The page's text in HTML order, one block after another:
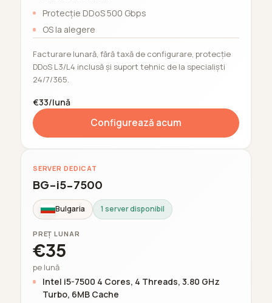
Protecție DDoS 500 Gbps
OS la alegere
Facturare lunară, fără taxă de configurare, protecție
DDoS L3/L4 inclusă și suport tehnic de la specialiști
24/7/365.
€33/lună
Configurează acum
SERVER DEDICAT
BG-i5-7500
Bulgaria 1 server disponibil
PREȚ LUNAR
€35
pe lună
Intel i5-7500 4 Cores, 4 Threads, 3.80 GHz
Turbo, 6MB Cache